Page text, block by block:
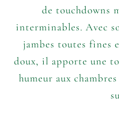
de touchdowns
interminables. Avec
jambes toutes fines
doux, il apporte une
humeur aux